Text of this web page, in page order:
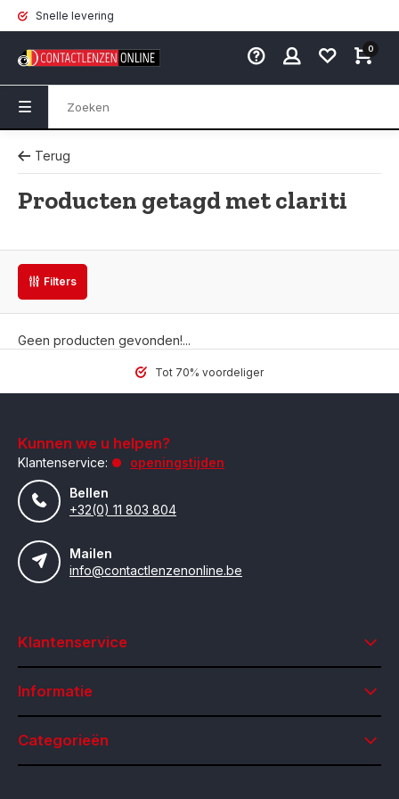
Snelle levering
0
Terug
Producten getagd met clariti
Filters
Geen producten gevonden!...
Tot 70% voordeliger
Kunnen we u helpen?
Klantenservice:
openingstijden
Bellen
+32(0) 11 803 804
Mailen
info@contactlenzenonline.be
Klantenservice
Informatie
Categorieën